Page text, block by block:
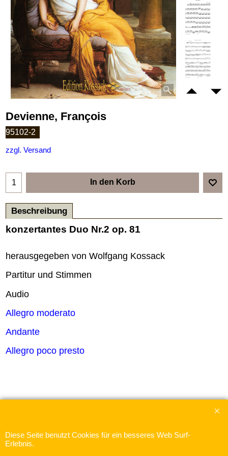
Devienne, François
95102-2
zzgl. Versand
In den Korb
Beschreibung
konzertantes Duo Nr.2 op. 81
herausgegeben von Wolfgang Kossack
Partitur und Stimmen
Audio
Allegro moderato
Andante
Allegro poco presto
WebShop erstellt mit
ShopFactory Shop
Diese Seite benutzt Cookies für ein besseres Web Surf-
Erlebnis.